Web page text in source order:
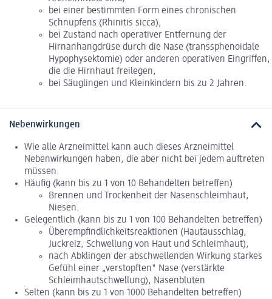
bei einer bestimmten Form eines chronischen
Schnupfens (Rhinitis sicca),
bei Zustand nach operativer Entfernung der
Hirnanhangdrüse durch die Nase (transsphenoidale
Hypophysektomie) oder anderen operativen Eingriffen,
die die Hirnhaut freilegen,
bei Säuglingen und Kleinkindern bis zu 2 Jahren.
Nebenwirkungen
Wie alle Arzneimittel kann auch dieses Arzneimittel
Nebenwirkungen haben, die aber nicht bei jedem auftreten
müssen.
Häufig (kann bis zu 1 von 10 Behandelten betreffen)
Brennen und Trockenheit der Nasenschleimhaut,
Niesen.
Gelegentlich (kann bis zu 1 von 100 Behandelten betreffen)
Überempfindlichkeitsreaktionen (Hautausschlag,
Juckreiz, Schwellung von Haut und Schleimhaut),
nach Abklingen der abschwellenden Wirkung starkes
Gefühl einer „verstopften" Nase (verstärkte
Schleimhautschwellung), Nasenbluten
Selten (kann bis zu 1 von 1000 Behandelten betreffen)